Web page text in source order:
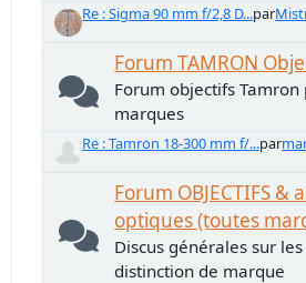
Re : Sigma 90 mm f/2,8 D...par
Forum TAMRON
Forum objectifs
marques
Re : Tamron 18-300 mm f/...par
Forum OBJECTIFS &
optiques (toutes
Discus générales sur
distinction de marque